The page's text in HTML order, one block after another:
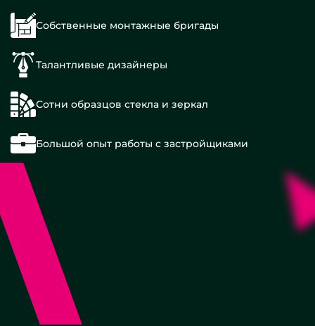
Собственные монтажные бригады
Талантливые дизайнеры
Сотни образцов стекла и зеркал
Большой опыт работы с застройщиками
90x200
см